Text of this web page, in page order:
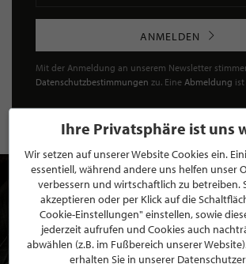
ANMELDEN
Mit der Anmeldung an unserem Newsletter
Datenschutzbestimmungen zu. Eine Abmeldung
Ihre Privatsphäre ist uns
Wir setzen auf unserer Website Cookies ein.
essentiell, während andere uns helfen unser
verbessern und wirtschaftlich zu betreiben.
akzeptieren oder per Klick auf die
Cookie-Einstellungen" einstellen, sowie
jederzeit aufrufen und Cookies auch
abwählen (z.B. im Fußbereich unserer
erhalten Sie in unserer